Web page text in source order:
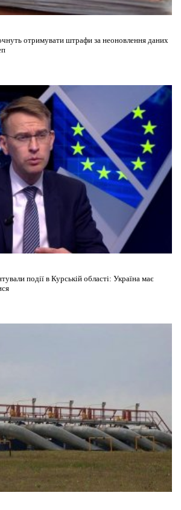
отримувати штрафи за неоновлення даних
події в Курській області: Україна має